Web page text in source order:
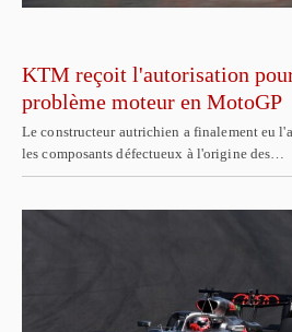
KTM reçoit l'autorisation
problème moteur en MotoGP
Le constructeur autrichien a finalement eu
les composants défectueux à l'origine des…